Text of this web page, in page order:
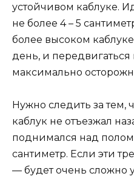
устойчивом каблуке.
не более 4 – 5
более высоком
день, и передвигаться
максимально
Нужно следить за тем,
каблук не отъезжал
поднимался над
сантиметр. Если эти
— будет очень сложно